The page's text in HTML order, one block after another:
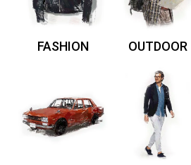
FASHION OUTDOOR